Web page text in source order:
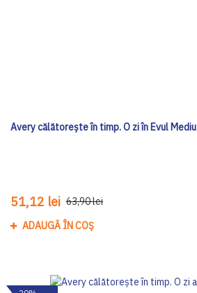
Avery călătorește în timp. O zi în Evul Mediu
51,12 lei 63,90 lei
ADAUGĂ ÎN COȘ